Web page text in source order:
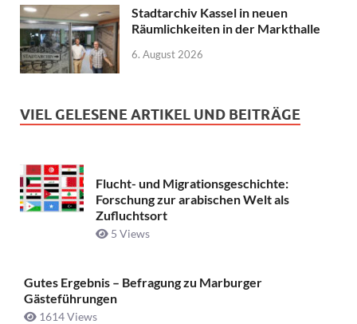
Stadtarchiv Kassel in neuen
Räumlichkeiten in der Markthalle
6. August 2026
VIEL GELESENE ARTIKEL UND BEITRÄGE
Flucht- und Migrationsgeschichte:
Forschung zur arabischen Welt als
Zufluchtsort
5 Views
Gutes Ergebnis – Befragung zu Marburger
Gästeführungen
1614 Views